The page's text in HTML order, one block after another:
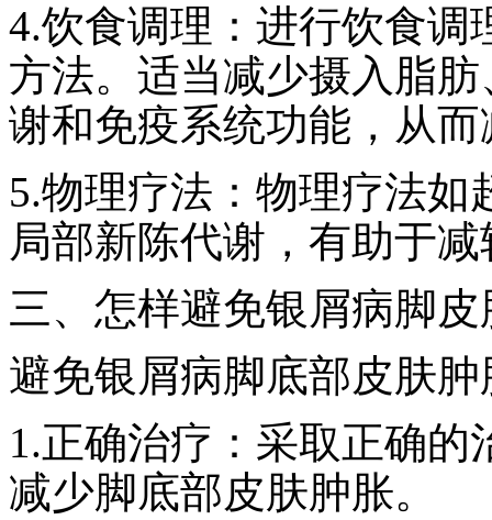
4.饮食调理：进行饮食调
方法。适当减少摄入脂
谢和免疫系统功能，从
5.物理疗法：物理疗法
局部新陈代谢，有助于
三、怎样避免银屑病脚
避免银屑病脚底部皮肤
1.正确治疗：采取正确
减少脚底部皮肤肿胀。